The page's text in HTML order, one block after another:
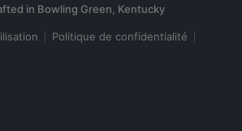
Politique de confidentialité